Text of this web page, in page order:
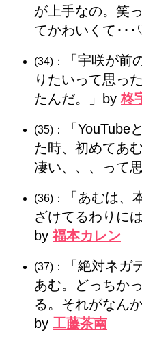
が上手なの。笑
てかわいくて･･
(34)：
「宇咲が前
りたいって思っ
たんだ。」by 柊
(35)：
「YouTube
た時、初めてあ
凄い、、、って
(36)：
「あむは
ざけてるわりに
by福本カレン
(37)：
「絶対ネガ
あむ。どっちか
る。それがなん
by 工藤茶南